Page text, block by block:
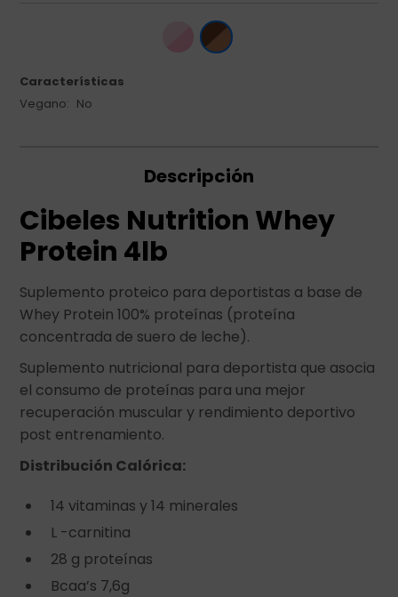
Características
Vegano
No
Descripción
Cibeles Nutrition Whey
Protein 4lb
Suplemento proteico para deportistas a base de
Whey Protein 100% proteínas (proteína
concentrada de suero de leche).
Suplemento nutricional para deportista que asocia
el consumo de proteínas para una mejor
recuperación muscular y rendimiento deportivo
post entrenamiento.
Distribución Calórica:
14 vitaminas y 14 minerales
L -carnitina
28 g proteínas
Bcaa’s 7,6g